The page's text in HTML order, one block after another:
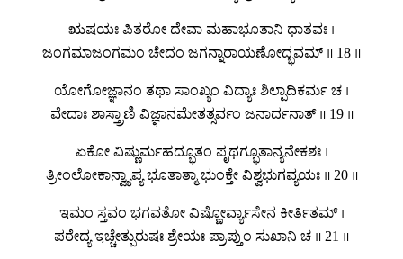
ಋಷಯಃ ಪಿತರೋ ದೇವಾ ಮಹಾಭೂತಾನಿ ಧಾತವಃ ।
ಜಂಗಮಾಜಂಗಮಂ ಚೇದಂ ಜಗನ್ನಾರಾಯಣೋದ್ಭವಮ್ ॥ 18 ॥
ಯೋಗೋಜ್ಞಾನಂ ತಥಾ ಸಾಂಖ್ಯಂ ವಿದ್ಯಾಃ ಶಿಲ್ಪಾದಿಕರ್ಮ ಚ ।
ವೇದಾಃ ಶಾಸ್ತ್ರಾಣಿ ವಿಜ್ಞಾನಮೇತತ್ಸರ್ವಂ ಜನಾರ್ದನಾತ್ ॥ 19 ॥
ಏಕೋ ವಿಷ್ಣುರ್ಮಹದ್ಭೂತಂ ಪೃಥಗ್ಭೂತಾನ್ಯನೇಕಶಃ ।
ತ್ರೀಂಲೋಕಾನ್ವ್ಯಾಪ್ಯ ಭೂತಾತ್ಮಾ ಭುಂಕ್ತೇ ವಿಶ್ವಭುಗವ್ಯಯಃ ॥ 20 ॥
ಇಮಂ ಸ್ತವಂ ಭಗವತೋ ವಿಷ್ಣೋರ್ವ್ಯಾಸೇನ ಕೀರ್ತಿತಮ್ ।
ಪಠೇದ್ಯ ಇಚ್ಚೇತ್ಪುರುಷಃ ಶ್ರೇಯಃ ಪ್ರಾಪ್ತುಂ ಸುಖಾನಿ ಚ ॥ 21 ॥